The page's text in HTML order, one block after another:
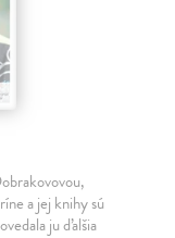
a jej knihy sú
ju ďalšia